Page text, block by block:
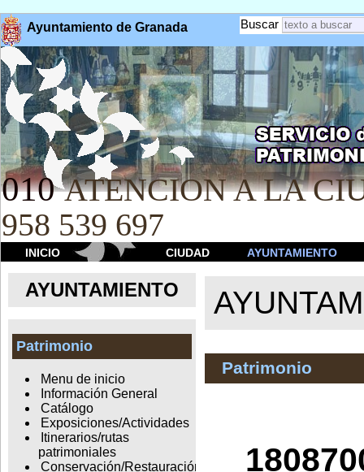
Ayuntamiento de Granada Buscar
010 ATENCION A LA
958 539 697
INICIO CIUDAD AYUNTAMIENTO
AYUNTAMIENTO
Patrimonio
Menu de inicio
Información General
Catálogo
Exposiciones/Actividades
Itinerarios/rutas
patrimoniales
Conservación/Restauración
Patrimonio